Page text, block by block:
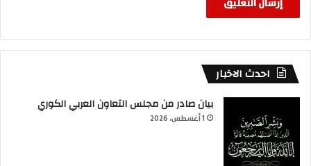
احدث الاخبار
بيان صادر من مجلس التعاون العربي الكوري
1 أغسطس، 2026